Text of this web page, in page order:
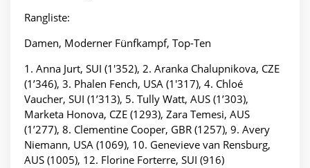
Rangliste:
Damen, Moderner Fünfkampf, Top-Ten
1. Anna Jurt, SUI (1'352), 2. Aranka Chalupnikova, CZE
(1’346), 3. Phalen Fench, USA (1'317), 4. Chloé
Vaucher, SUI (1’313), 5. Tully Watt, AUS (1’303),
Marketa Honova, CZE (1293), Zara Temesi, AUS
(1’277), 8. Clementine Cooper, GBR (1257), 9. Avery
Niemann, USA (1069), 10. Genevieve van Rensburg,
AUS (1005), 12. Florine Forterre, SUI (916)